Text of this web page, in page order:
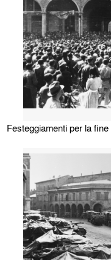
Festeggiamenti per la